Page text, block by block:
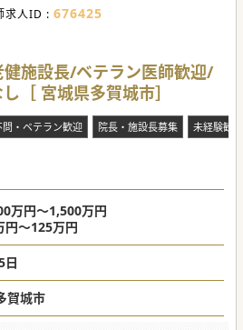
で学んでいただけますが、ご本人
科領域業務のみに限定することも可
数。全国に100院以上クリニック
予定しています。
多く、高難易度の施術を多数提供。
するような意欲の高い方が多いのも
後のミスマッチを減らす取り組みも
可
求人ID : 676425
健施設長/ベテラン医師歓迎/
［ 宮城県多賀城市］
・ベテラン歓迎 院長・施設長募集 未経験歓迎
万円～1,500万円
円～125万円
日
県 多賀城市